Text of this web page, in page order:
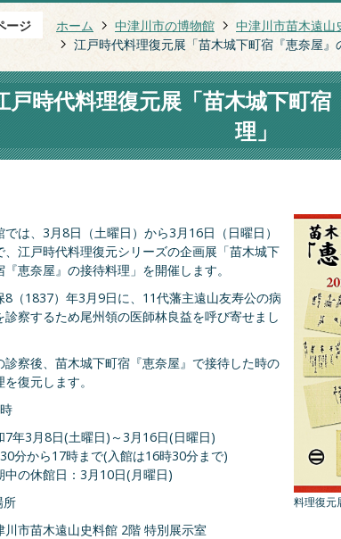
ージ ホーム 中津川市の博物館 中津川市苗木遠山
江戸時代料理復元展「苗木城下町宿『恵奈屋』
戸時代料理復元展「苗木城下町
理」
料理復元
では、3月8日（土曜日）から3月16日（日曜日）
、江戸時代料理復元シリーズの企画展「苗木城下
『恵奈屋』の接待料理」を開催します。
8（1837）年3月9日に、11代藩主遠山友寿公の病
診察するため尾州領の医師林良益を呼び寄せまし
診察後、苗木城下町宿『恵奈屋』で接待した時の
を復元します。
7年3月8日(土曜日)～3月16日(日曜日)
分から17時まで(入館は16時30分まで)
中の休館日：3月10日(月曜日)
所
川市苗木遠山史料館 2階 特別展示室